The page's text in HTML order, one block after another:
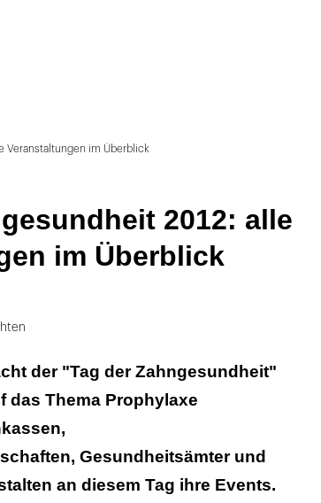
Veranstaltungen im Überblick
2012: alle
im Überblick
der "Tag der Zahngesundheit"
das Thema Prophylaxe
Gesundheitsämter und
an diesem Tag ihre Events.